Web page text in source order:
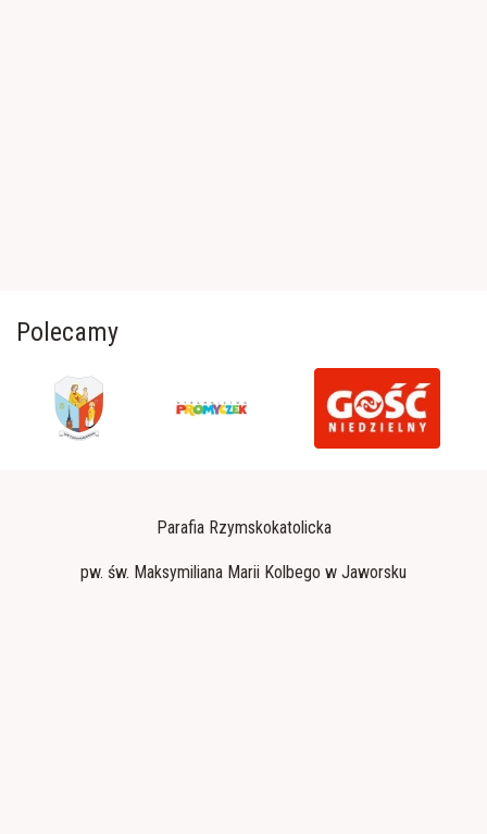
Polecamy
Parafia Rzymskokatolicka
pw. św. Maksymiliana Marii Kolbego w Jaworsku